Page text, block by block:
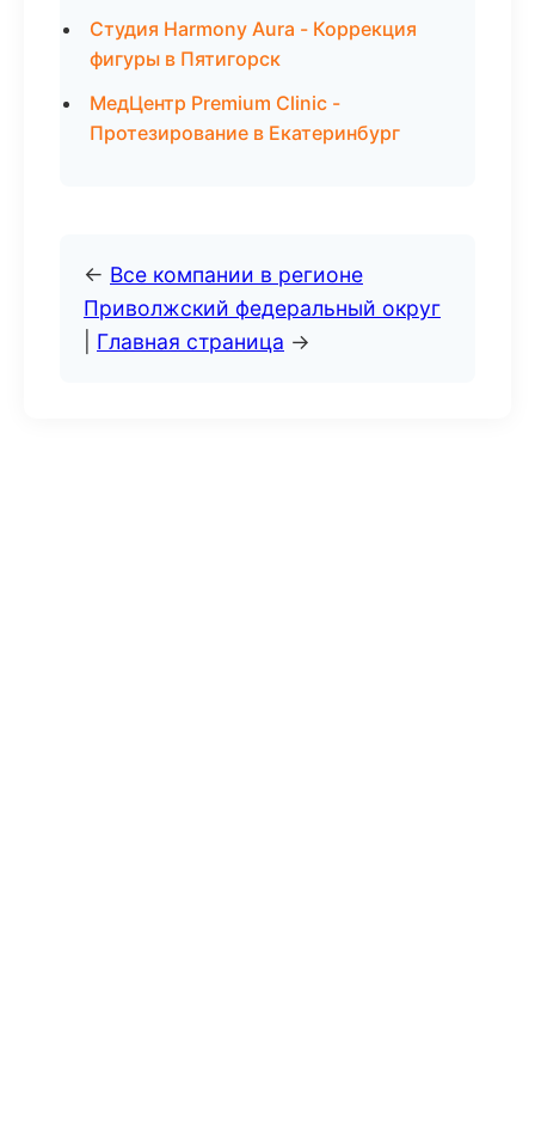
Студия Harmony Aura - Коррекция
фигуры в Пятигорск
МедЦентр Premium Clinic -
Протезирование в Екатеринбург
← Все компании в регионе
Приволжский федеральный округ
Главная страница →